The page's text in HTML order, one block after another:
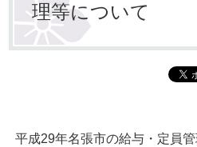
理等について
平成29年名張市の給与・定員